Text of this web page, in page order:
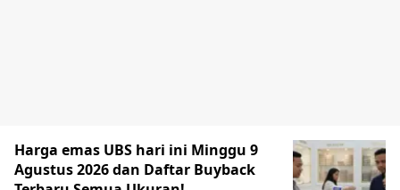
Harga emas UBS hari ini Minggu 9
Agustus 2026 dan Daftar Buyback